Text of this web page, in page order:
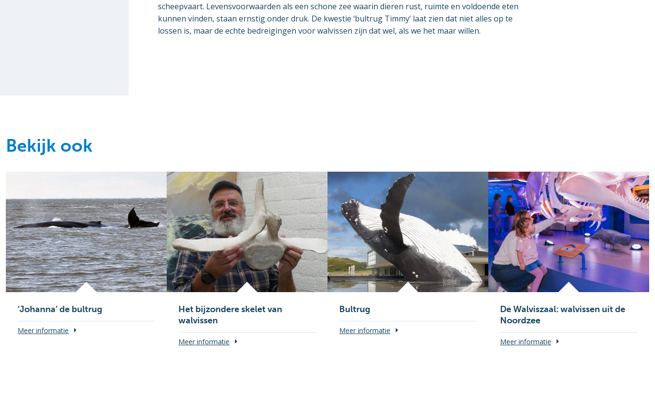
scheepvaart. Levensvoorwaarden als een schone zee waarin dieren rust, ruimte en voldoende eten
kunnen vinden, staan ernstig onder druk. De kwestie ‘bultrug Timmy’ laat zien dat niet alles op te
lossen is, maar de echte bedreigingen voor walvissen zijn dat wel, als we het maar willen.
Bekijk ook
‘Johanna’ de bultrug
Meer informatie
Het bijzondere skelet van
walvissen
Meer informatie
Bultrug
Meer informatie
De Walviszaal: walvissen uit de
Noordzee
Meer informatie